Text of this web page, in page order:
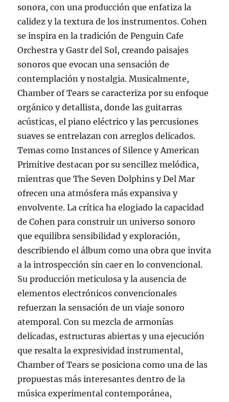
sonora, con una producción que enfatiza la
calidez y la textura de los instrumentos. Cohen
se inspira en la tradición de Penguin Cafe
Orchestra y Gastr del Sol, creando paisajes
sonoros que evocan una sensación de
contemplación y nostalgia. Musicalmente,
Chamber of Tears se caracteriza por su enfoque
orgánico y detallista, donde las guitarras
acústicas, el piano eléctrico y las percusiones
suaves se entrelazan con arreglos delicados.
Temas como Instances of Silence y American
Primitive destacan por su sencillez melódica,
mientras que The Seven Dolphins y Del Mar
ofrecen una atmósfera más expansiva y
envolvente. La crítica ha elogiado la capacidad
de Cohen para construir un universo sonoro
que equilibra sensibilidad y exploración,
describiendo el álbum como una obra que invita
a la introspección sin caer en lo convencional.
Su producción meticulosa y la ausencia de
elementos electrónicos convencionales
refuerzan la sensación de un viaje sonoro
atemporal. Con su mezcla de armonías
delicadas, estructuras abiertas y una ejecución
que resalta la expresividad instrumental,
Chamber of Tears se posiciona como una de las
propuestas más interesantes dentro de la
música experimental contemporánea,